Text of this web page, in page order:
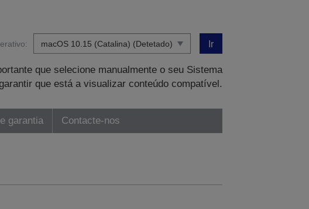
Ir
que selecione manualmente o seu Sistema
que está a visualizar conteúdo compatível.
garantia Contacte-nos